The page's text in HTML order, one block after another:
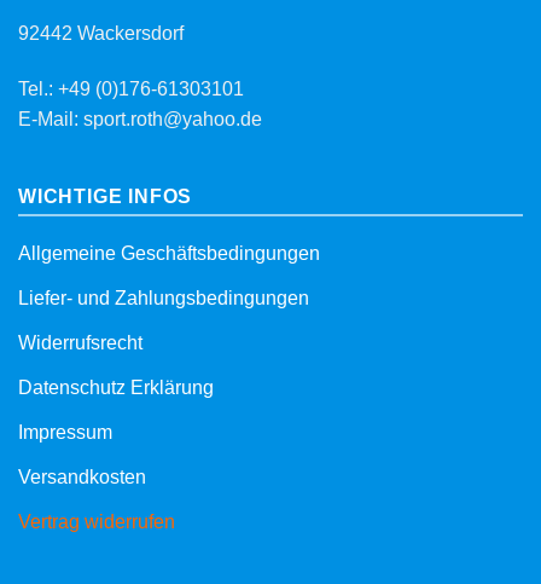
92442 Wackersdorf
Tel.: +49 (0)176-61303101
E-Mail: sport.roth@yahoo.de
WICHTIGE INFOS
Allgemeine Geschäftsbedingungen
Liefer- und Zahlungsbedingungen
Widerrufsrecht
Datenschutz Erklärung
Impressum
Versandkosten
Vertrag widerrufen